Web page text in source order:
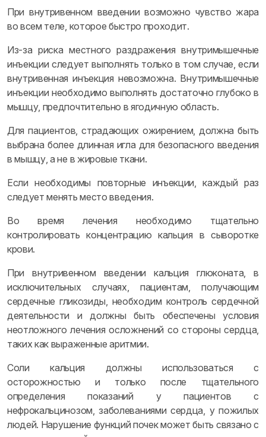
При внутривенном введении возможно чувство жара
во всем теле, которое быстро проходит.
Из-за риска местного раздражения внутримышечные
инъекции следует выполнять только в том случае, если
внутривенная инъекция невозможна. Внутримышечные
инъекции необходимо выполнять достаточно глубоко в
мышцу, предпочтительно в ягодичную область.
Для пациентов, страдающих ожирением, должна быть
выбрана более длинная игла для безопасного введения
в мышцу, а не в жировые ткани.
Если необходимы повторные инъекции, каждый раз
следует менять место введения.
Во время лечения необходимо тщательно
контролировать концентрацию кальция в сыворотке
крови.
При внутривенном введении кальция глюконата, в
исключительных случаях, пациентам, получающим
сердечные гликозиды, необходим контроль сердечной
деятельности и должны быть обеспечены условия
неотложного лечения осложнений со стороны сердца,
таких как выраженные аритмии.
Соли кальция должны использоваться с
осторожностью и только после тщательного
определения показаний у пациентов с
нефрокальцинозом, заболеваниями сердца, у пожилых
людей. Нарушение функций почек может быть связано с